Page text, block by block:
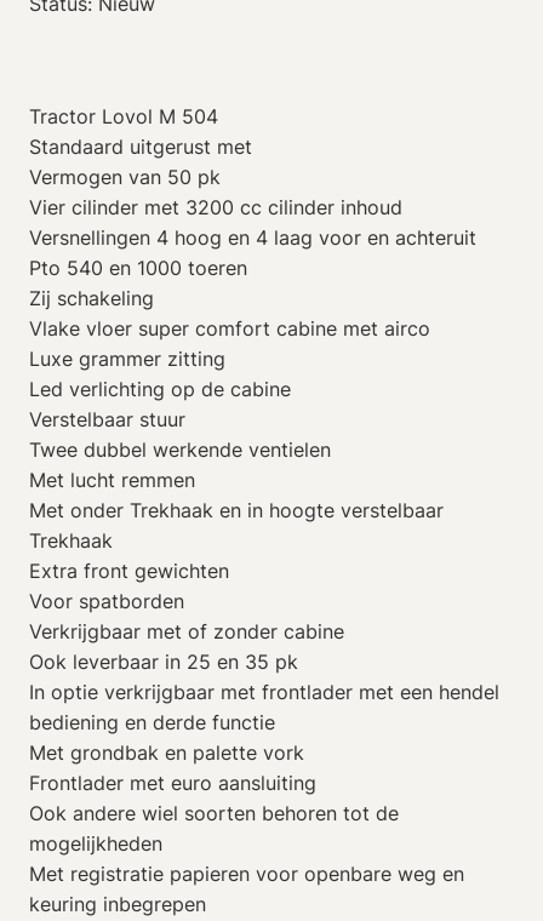
Tractor Lovol M 504
Standaard uitgerust met
Vermogen van 50 pk
Vier cilinder met 3200 cc cilinder inhoud
Versnellingen 4 hoog en 4 laag voor en achteruit
Pto 540 en 1000 toeren
Zij schakeling
Vlake vloer super comfort cabine met airco
Luxe grammer zitting
Led verlichting op de cabine
Verstelbaar stuur
Twee dubbel werkende ventielen
Met lucht remmen
Met onder Trekhaak en in hoogte verstelbaar
Trekhaak
Extra front gewichten
Voor spatborden
Verkrijgbaar met of zonder cabine
Ook leverbaar in 25 en 35 pk
In optie verkrijgbaar met frontlader met een hendel
bediening en derde functie
Met grondbak en palette vork
Frontlader met euro aansluiting
Ook andere wiel soorten behoren tot de
mogelijkheden
Met registratie papieren voor openbare weg en
keuring inbegrepen